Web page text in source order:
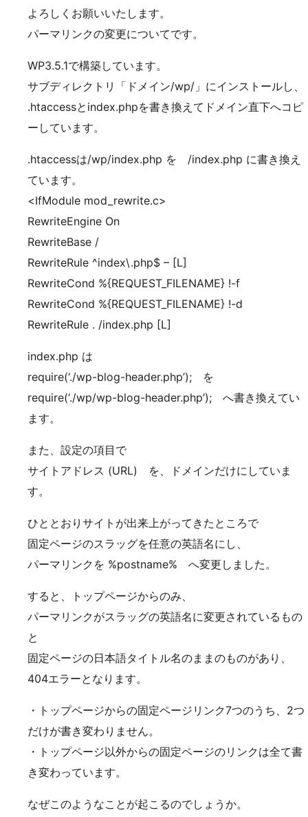
よろしくお願いいたします。
パーマリンクの変更についてです。
WP3.5.1で構築しています。
サブディレクトリ「ドメイン/wp/」にインストールし、
.htaccessとindex.phpを書き換えてドメイン直下へコピ
ーしています。
.htaccessは/wp/index.php を /index.php に書き換え
ています。
<IfModule mod_rewrite.c>
RewriteEngine On
RewriteBase /
RewriteRule ^index\.php$ – [L]
RewriteCond %{REQUEST_FILENAME} !-f
RewriteCond %{REQUEST_FILENAME} !-d
RewriteRule . /index.php [L]
index.php は
require(‘./wp-blog-header.php’); を
require(‘./wp/wp-blog-header.php’); へ書き換えてい
ます。
また、設定の項目で
サイトアドレス (URL) を、ドメインだけにしていま
す。
ひととおりサイトが出来上がってきたところで
固定ページのスラッグを任意の英語名にし、
パーマリンクを %postname% へ変更しました。
すると、トップページからのみ、
パーマリンクがスラッグの英語名に変更されているもの
と
固定ページの日本語タイトル名のままのものがあり、
404エラーとなります。
・トップページからの固定ページリンク7つのうち、2つ
だけが書き変わりません。
・トップページ以外からの固定ページのリンクは全て書
き変わっています。
なぜこのようなことが起こるのでしょうか。